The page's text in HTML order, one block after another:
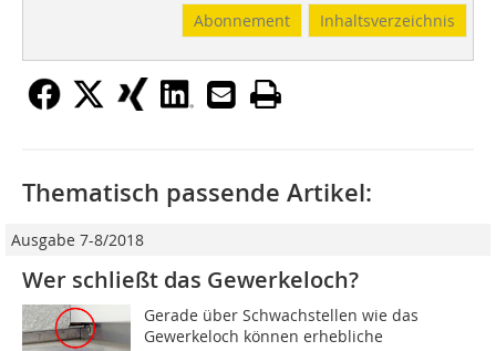
Abonnement Inhaltsverzeichnis
Thematisch passende Artikel:
Ausgabe 7-8/2018
Wer schließt das Gewerkeloch?
Gerade über Schwachstellen wie das
Gewerkeloch können erhebliche